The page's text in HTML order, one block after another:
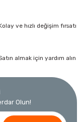
ve hızlı değişim fırsatı
almak için yardım alın
Olun!